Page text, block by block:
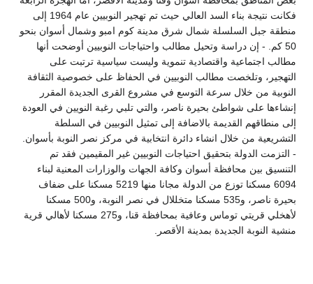
فكانت نتيجة بناء السد العالي حيث تم تهجير النوبيين عام 1964 إلى
منطقة جبل السلسلة شمال شرق مدينة كوم امبو وشمال أسوان بنحو
50 كم. - إن دراسة وتحيل مطالب واحتياجات النوبيين أوضحت أنها
مطالب اجتماعية واقتصادية تنموية وليست سياسية ترتبت على
التهجير، وتلخصت مطالب النوبيين في الحفاظ على خصوصية الثقافة
النوبية من خلال سرعة التوسع في مشروع القرى الجديدة المقرر
إنشاءها على شواطئ بحيرة ناصر، والتي تلبي رغبة النويين في العودة
إلى منطاقهم القديمة بالاضافة إلى تمثيل النوبيين في السلطة
التشريعية من خلال انشاء دائرة انتخابية في مركز نصر النوبة بأسوان.
- التزمت الدولة بتحقيق احتياجات النوبيين غير المقيمين فقد تم
التنسيق بين محافظة أسوان وكافة الجهات والوزارات المعنية لبناء
6094 مسكنا توزع من الدولة مجانا منها 5219 مسكنا على ضفاف
بحيرة ناصر، و535 مسكنا متخللال في نصر النوبة، و500 مسكنا
لأهخلي قريتي توماس وعافية بمحافظة قنا، و275 مسكنا لأهالي قرية
منشية النوبة الجديدة بمدينة الأقصر.